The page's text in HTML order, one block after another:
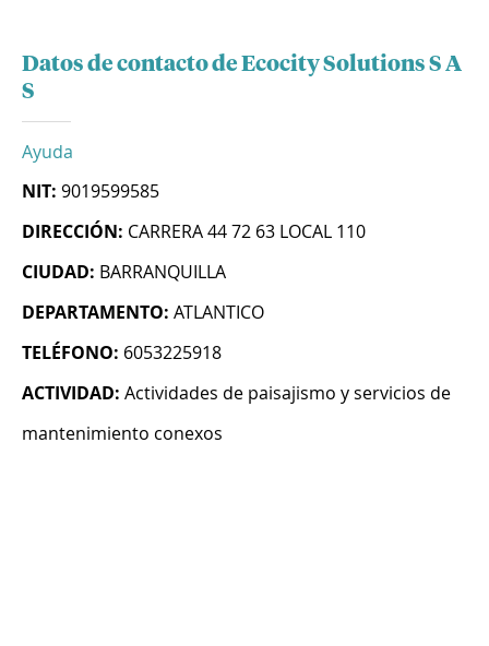
Datos de contacto de Ecocity Solutions S A
S
Ayuda
NIT: 9019599585
DIRECCIÓN: CARRERA 44 72 63 LOCAL 110
CIUDAD: BARRANQUILLA
DEPARTAMENTO: ATLANTICO
TELÉFONO: 6053225918
ACTIVIDAD: Actividades de paisajismo y servicios de
mantenimiento conexos